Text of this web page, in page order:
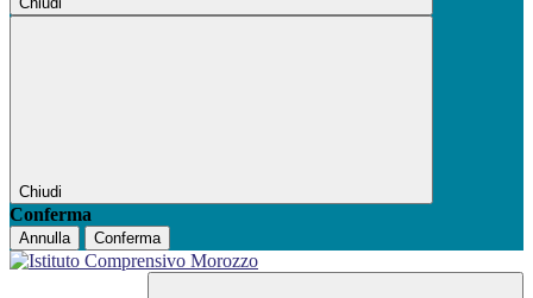
Chiudi
Conferma
Annulla Conferma